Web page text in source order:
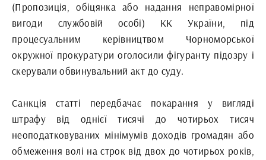
(Пропозиція, обіцянка або надання неправомірної
вигоди службовій особі) КК України, під
процесуальним керівництвом Чорноморської
окружної прокуратури оголосили фігуранту підозру і
скерували обвинувальний акт до суду.
Санкція статті передбачає покарання у вигляді
штрафу від однієї тисячі до чотирьох тисяч
неоподатковуваних мінімумів доходів громадян або
обмеження волі на строк від двох до чотирьох років,